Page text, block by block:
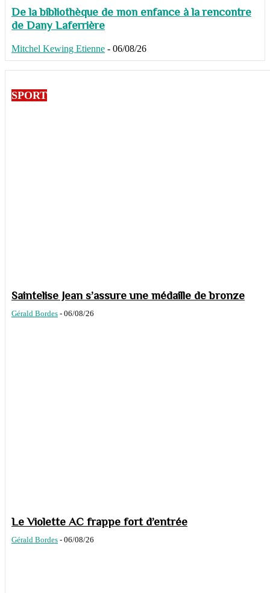
De la bibliothèque de mon enfance à la rencontre
de Dany Laferrière
Mitchel Kewing Etienne - 06/08/26
SPORT
Saintelise Jean s’assure une médaille de bronze
Gérald Bordes - 06/08/26
Le Violette AC frappe fort d’entrée
Gérald Bordes - 06/08/26